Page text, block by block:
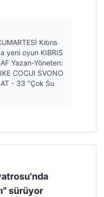
Kıbrıs
yeni oyun KIBRIS
Yazan-Yöneten:
COCUI SVONO
- 33 "Çok Su
sürüyor